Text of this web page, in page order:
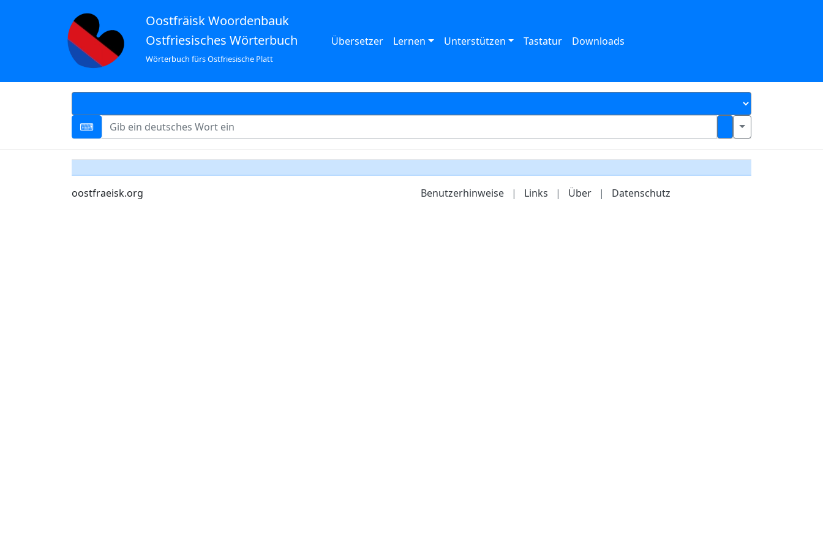
Oostfräisk Woordenbauk
Ostfriesisches Wörterbuch
Wörterbuch fürs Ostfriesische Platt
Übersetzer Lernen Unterstützen Tastatur Downloads
oostfraeisk.org Benutzerhinweise | Links | Über | Datenschutz